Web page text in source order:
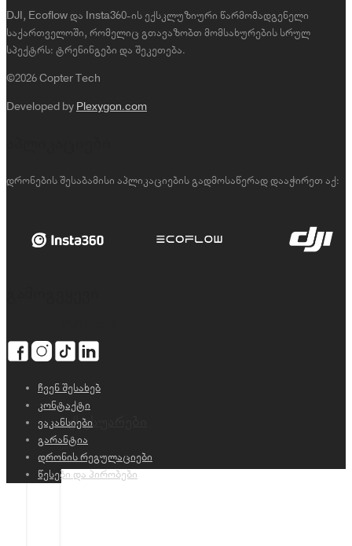
აქსესუარები
DJI, Ecoflow და Insta360-ის ექსკლუზიური წარმომადგენელი
საქართველოში, რომელიც გთავაზობთ მომსახურების სრულ
სპექტრს: ტრენინგები და შეკეთება.
©2026 Copter Tech
Developed by Plexygon.com
დრონების შესაბამისი აპლიკაციების გადმოსაწერად დააჭირეთ აქ:
ჩვენ შესახებ
კონტაქტი
ვაკანსიები
გარანტია
დრონის რეგულაციები
წესები და პირობები